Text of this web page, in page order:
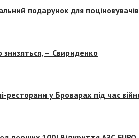
подарунок для
– Свириденко
у Броварах під час